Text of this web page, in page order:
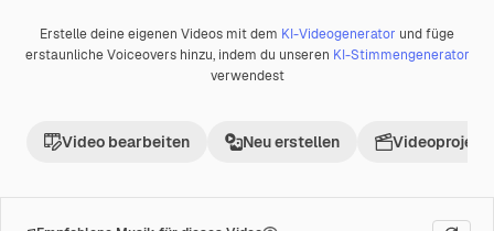
Premium
Erstelle deine eigenen Videos mit dem KI-Videogenerator und füge
erstaunliche Voiceovers hinzu, indem du unseren KI-Stimmengenerator
verwendest
Video bearbeiten Neu erstellen Videoprojekt